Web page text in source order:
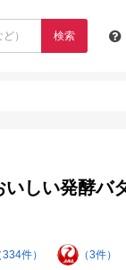
検索
しい発酵バ
334件） （3件）